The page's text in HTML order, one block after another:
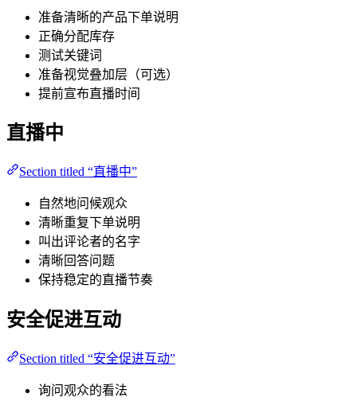
准备清晰的产品下单说明
正确分配库存
测试关键词
准备视觉叠加层（可选）
提前宣布直播时间
直播中
Section titled “直播中”
自然地问候观众
清晰重复下单说明
叫出评论者的名字
清晰回答问题
保持稳定的直播节奏
安全促进互动
Section titled “安全促进互动”
询问观众的看法